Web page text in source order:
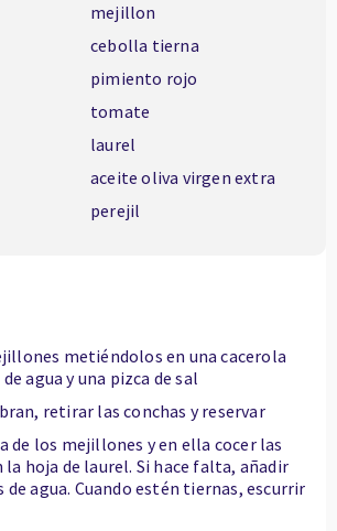
mejillon
cebolla tierna
pimiento rojo
tomate
laurel
aceite oliva virgen extra
perejil
metiéndolos en una cacerola
agua y una pizca de sal
retirar las conchas y reservar
de los mejillones y en ella cocer las
hoja de laurel. Si hace falta, añadir
de agua. Cuando estén tiernas, escurrir